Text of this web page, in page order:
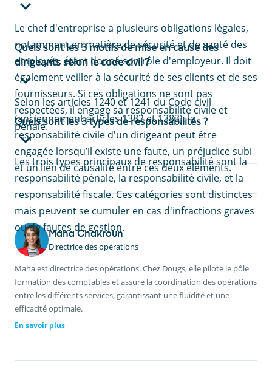
Le chef d'entreprise a plusieurs obligations légales,
notamment en matière de sécurité et de santé des
employés, étant donné son rôle d'employeur. Il doit
également veiller à la sécurité de ses clients et de ses
fournisseurs. Si ces obligations ne sont pas
respectées, il engage sa responsabilité civile et
pénale.
Quels sont les 3 motifs de mise en cause des
dirigeants selon le code civil ?
Selon les articles 1240 et 1241 du Code civil
(anciennement articles 1382 et 1383), la
responsabilité civile d'un dirigeant peut être
engagée lorsqu’il existe une faute, un préjudice subi
et un lien de causalité entre ces deux éléments.
Quels sont les 3 types de responsabilités ?
Les trois types principaux de responsabilité sont la
responsabilité pénale, la responsabilité civile, et la
responsabilité fiscale. Ces catégories sont distinctes
mais peuvent se cumuler en cas d'infractions graves
ou de fautes de gestion.
Maha Chakroun
Directrice des opérations
Maha est directrice des opérations. Chez Dougs, elle pilote le pôle
formation des comptables et assure la coordination des opérations
entre les différents services, garantissant une fluidité et une
efficacité optimale.
En savoir plus